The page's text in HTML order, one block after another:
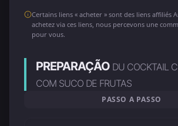
Certains liens « acheter » sont des liens affiliés
achetez via ces liens, nous percevons une
pour vous.
PREPARAÇÃO DU COCKTAIL
COM SUCO DE FRUTAS
PASSO A PASSO